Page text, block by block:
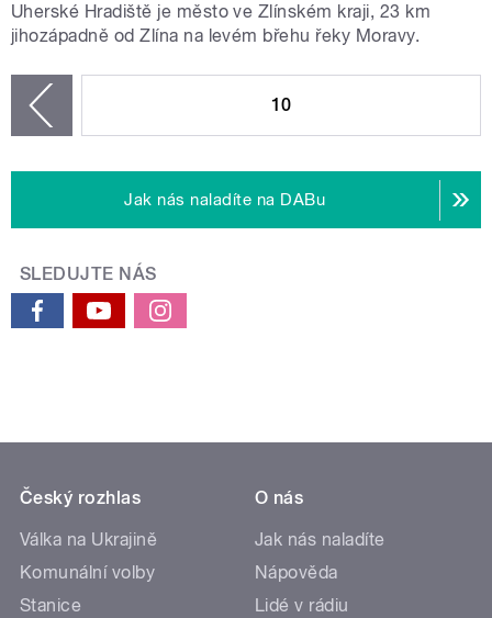
Uherské Hradiště je město ve Zlínském kraji, 23 km
jihozápadně od Zlína na levém břehu řeky Moravy.
10
Jak nás naladíte na DABu
SLEDUJTE NÁS
Český rozhlas
Válka na Ukrajině
Komunální volby
Stanice
O nás
Jak nás naladíte
Nápověda
Lidé v rádiu